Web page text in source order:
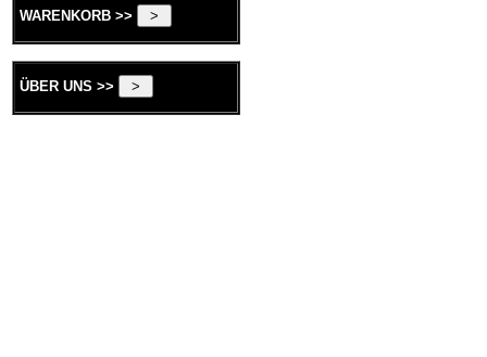
WARENKORB >>
ÜBER UNS >>